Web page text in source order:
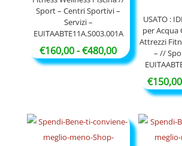
Sport – Centri Sportivi –
Servizi –
EUITAABTE11A.S003.001A
€160,00-€480,00Fascia
di
prezzo:
€160,00
a
USATO :
per Acqua
Attrezzi
– //
€150,00